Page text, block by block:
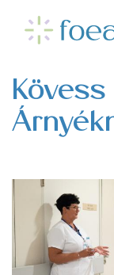
tartalomra